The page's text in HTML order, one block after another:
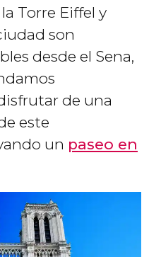
Torre Eiffel y
son
desde el Sena,
de una
este
un paseo en